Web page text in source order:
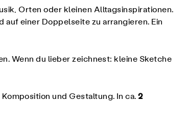
Orten oder kleinen Alltagsinspirationen.
einer Doppelseite zu arrangieren. Ein
Wenn du lieber zeichnest: kleine Sketche
und Gestaltung. In ca.2